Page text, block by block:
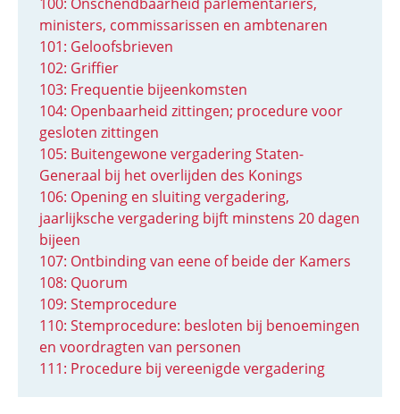
ministers, commissarissen en ambtenaren
101: Geloofsbrieven
102: Griffier
103: Frequentie bijeenkomsten
104: Openbaarheid zittingen; procedure voor
gesloten zittingen
105: Buitengewone vergadering Staten-
Generaal bij het overlijden des Konings
106: Opening en sluiting vergadering,
jaarlijksche vergadering bijft minstens 20 dagen
bijeen
107: Ontbinding van eene of beide der Kamers
108: Quorum
109: Stemprocedure
110: Stemprocedure: besloten bij benoemingen
en voordragten van personen
111: Procedure bij vereenigde vergadering